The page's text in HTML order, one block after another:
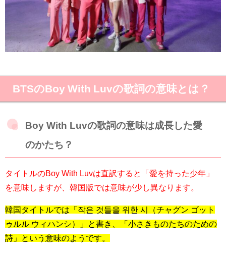
BTSのBoy With Luvの歌詞の意味とは？
Boy With Luvの歌詞の意味は成長した愛
のかたち？
タイトルのBoy With Luvは直訳すると「愛を持った少年」
を意味しますが、韓国版では意味が少し異なります。
韓国タイトルでは「작은 것들을 위한 시（チャグン ゴット
ゥルル ウィハンシ）」と書き、「小さきものたちのための
詩」という意味のようです。